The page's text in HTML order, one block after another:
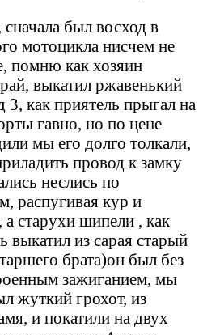
был восход в
мотоцикла нисчем не
помню как хозяин
выкатил ржавенький
3, как приятель прыгал на
гавно, но по цене
мы его долго толкали,
провод к замку
неслись по
распугивая кур и
а старухи шипели , как
выкатил из сарая старый
брата)он был без
зажиганием, мы
жуткий грохот, из
и покатили на двух